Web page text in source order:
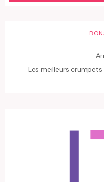
Les meilleurs